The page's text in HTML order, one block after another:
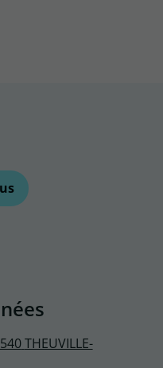
THEUVILLE-